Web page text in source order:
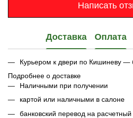
Написать
Доставка Оплата
Курьером к двери по Кишиневу —
Подробнее о доставке
Наличными при получении
картой или наличными в салоне
банковский перевод на расчетный